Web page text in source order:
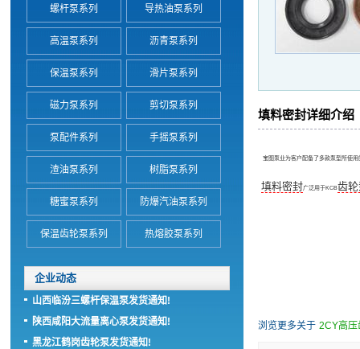
填料密封详细介绍
宝图泵业为客户配备了多款泵型所使用
填料密封广泛用于KCB齿
浏览更多关于 2CY高压
螺杆泵系列 导热油泵系列
高温泵系列 沥青泵系列
保温泵系列 滑片泵系列
磁力泵系列 剪切泵系列
泵配件系列 手摇泵系列
渣油泵系列 树脂泵系列
糖蜜泵系列 防爆汽油泵系列
保温齿轮泵系列 热熔胶泵系列
企业动态
山西临汾三螺杆保温泵发货通知!
陕西咸阳大流量离心泵发货通知!
黑龙江鹤岗齿轮泵发货通知!